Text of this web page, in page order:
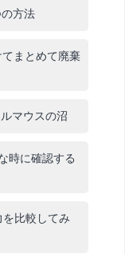
方法
まとめて廃棄
マウスの沼
時に確認する
比較してみ